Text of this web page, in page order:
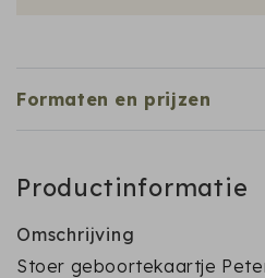
Formaten en prijzen
Productinformatie
Omschrijving
Stoer geboortekaartje